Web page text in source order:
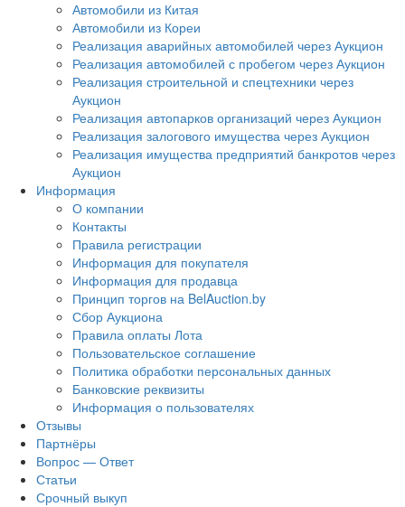
Автомобили из Китая
Автомобили из Кореи
Реализация аварийных автомобилей через Аукцион
Реализация автомобилей с пробегом через Аукцион
Реализация строительной и спецтехники через
Аукцион
Реализация автопарков организаций через Аукцион
Реализация залогового имущества через Аукцион
Реализация имущества предприятий банкротов через
Аукцион
Информация
О компании
Контакты
Правила регистрации
Информация для покупателя
Информация для продавца
Принцип торгов на BelAuction.by
Сбор Аукциона
Правила оплаты Лота
Пользовательское соглашение
Политика обработки персональных данных
Банковские реквизиты
Информация о пользователях
Отзывы
Партнёры
Вопрос — Ответ
Статьи
Срочный выкуп